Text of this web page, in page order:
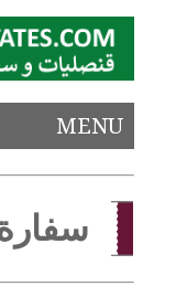
MENU